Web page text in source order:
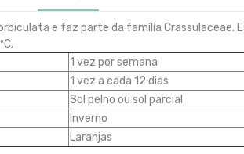
e faz parte da família
1 vez por semana
1 vez a cada 12 dias
Sol pelno ou sol parcial
Inverno
Laranjas